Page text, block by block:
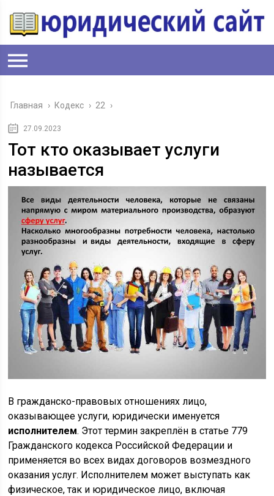
Главная › Кодекс › 22 ›
27.09.2023
Тот кто оказывает услуги
называется
В гражданско-правовых отношениях лицо,
оказывающее услуги, юридически именуется
исполнителем. Этот термин закреплён в статье 779
Гражданского кодекса Российской Федерации и
применяется во всех видах договоров возмездного
оказания услуг. Исполнителем может выступать как
физическое, так и юридическое лицо, включая